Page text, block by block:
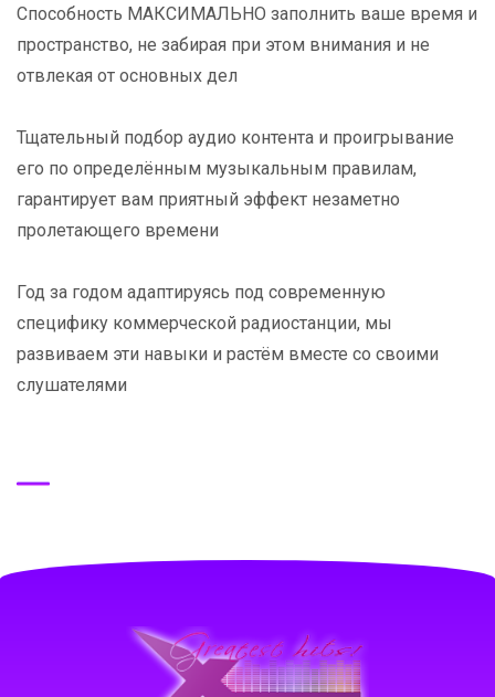
Способность МАКСИМАЛЬНО заполнить ваше время и
пространство, не забирая при этом внимания и не
отвлекая от основных дел
Тщательный подбор аудио контента и проигрывание
его по определённым музыкальным правилам,
гарантирует вам приятный эффект незаметно
пролетающего времени
Год за годом адаптируясь под современную
специфику коммерческой радиостанции, мы
развиваем эти навыки и растём вместе со своими
слушателями